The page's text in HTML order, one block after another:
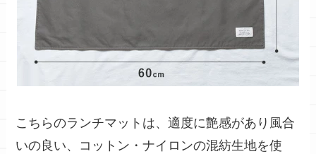
こちらのランチマットは、適度に艶感があり風合
いの良い、コットン・ナイロンの混紡生地を使